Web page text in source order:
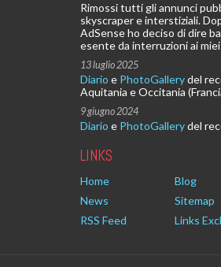
Rimossi tutti gli annunci
skyscraper e interstiziali.
AdSense ho deciso di dire
esente da interruzioni ai
13 luglio 2025
Diario e PhotoGallerydel
Aquitania e Occitania
9 giugno 2024
Diario e PhotoGallerydel
LINKS
Home Blog
News
Sitemap
RSS Feed
Links